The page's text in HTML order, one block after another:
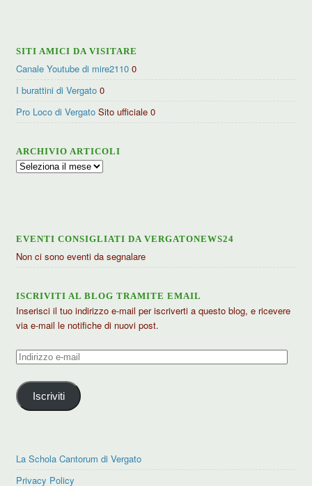
SITI AMICI DA VISITARE
Canale Youtube di mire2110 0
I burattini di Vergato 0
Pro Loco di Vergato Sito ufficiale 0
ARCHIVIO ARTICOLI
Archivio
EVENTI CONSIGLIATI DA VERGATONEWS24
Non ci sono eventi da segnalare
ISCRIVITI AL BLOG TRAMITE EMAIL
Inserisci il tuo indirizzo e-mail per iscriverti a questo blog, e ricevere
via e-mail le notifiche di nuovi post.
Indirizzo
mail
Iscriviti
La Schola Cantorum di Vergato
Privacy Policy